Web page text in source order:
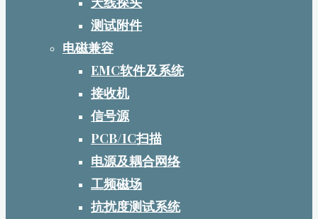
测试附件
电磁兼容
EMC软件及系统
接收机
信号源
PCB/IC扫描
电源及耦合网络
工频磁场
抗扰度测试系统